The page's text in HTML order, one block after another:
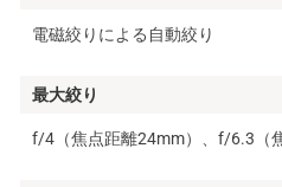
電磁絞りによる自動絞り
最大絞り
f/4（焦点距離24mm）、f/6.3（